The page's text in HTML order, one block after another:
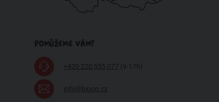
POMŮŽEME VÁM?
+420 220 555 077 (9-17h)
info@biooo.cz